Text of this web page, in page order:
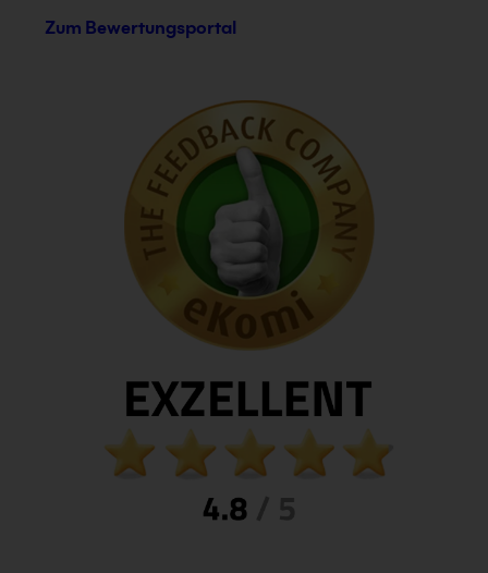
Zum Bewertungsportal